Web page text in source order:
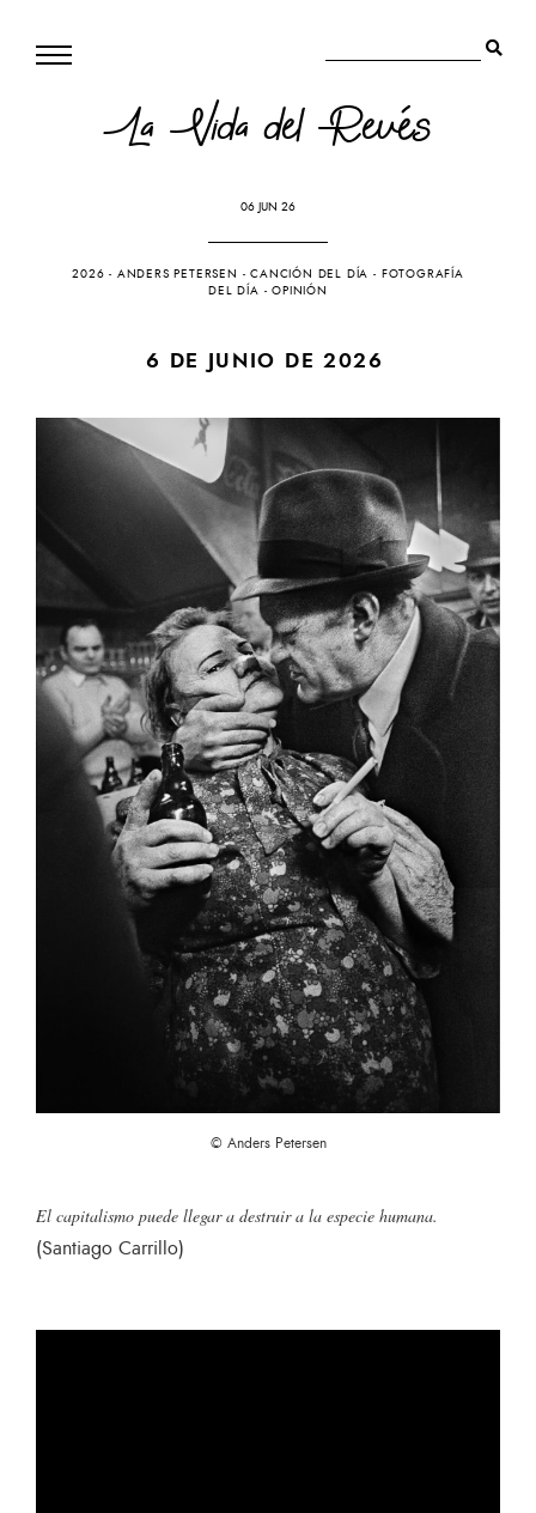
La Vida del Revés
06 JUN 26
2026 - ANDERS PETERSEN -CANCIÓN DEL DÍA - FOTOGRAFÍA
DEL DÍA -OPINIÓN
6 DE JUNIO DE 2026
© Anders Petersen
El capitalismo puede llegar a destruir a la especie humana.
(Santiago Carrillo)